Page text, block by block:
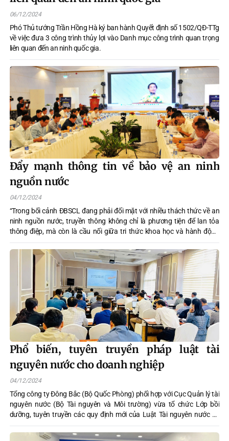
06/12/2024
Phó Thủ tướng Trần Hồng Hà ký ban hành Quyết định số 1502/QĐ-TTg
về việc đưa 3 công trình thủy lợi vào Danh mục công trình quan trọng
liên quan đến an ninh quốc gia.
Đẩy mạnh thông tin về bảo vệ an ninh
nguồn nước
04/12/2024
“Trong bối cảnh ĐBSCL đang phải đối mặt với nhiều thách thức về an
ninh nguồn nước, truyền thông không chỉ là phương tiện để lan tỏa
thông điệp, mà còn là cầu nối giữa tri thức khoa học và hành động
thực tiễn. Một chiến lược truyền thông bài bản, đa dạng và sáng tạo sẽ
góp phần to lớn vào việc đảm bảo an ninh nguồn nước, thúc đẩy phát
triển bền vững cho vùng đất Chín Rồng giàu tiềm năng này phát triển
và bay cao.”
Phổ biến, tuyên truyền pháp luật tài
nguyên nước cho doanh nghiệp
04/12/2024
Tổng công ty Đông Bắc (Bộ Quốc Phòng) phối hợp với Cục Quản lý tài
nguyên nước (Bộ Tài nguyên và Môi trường) vừa tổ chức Lớp bồi
dưỡng, tuyên truyền các quy định mới của Luật Tài nguyên nước và
Luật Bảo vệ môi trường cho các cán bộ làm công tác chuyên môn
trong Tổng công ty.